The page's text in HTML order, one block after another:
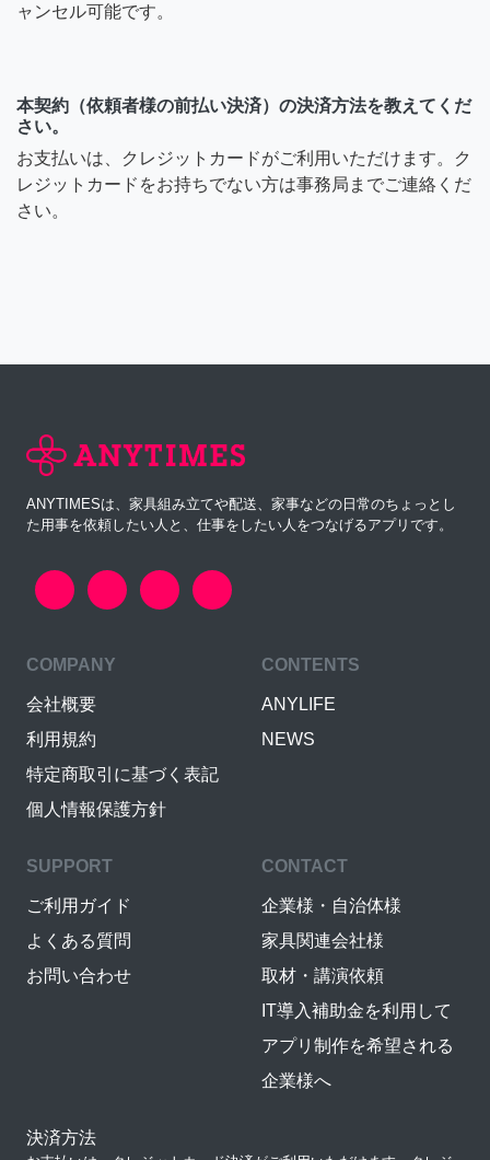
ャンセル可能です。
本契約（依頼者様の前払い決済）の決済方法を教えてくだ
さい。
お支払いは、クレジットカードがご利用いただけます。ク
レジットカードをお持ちでない方は事務局までご連絡くだ
さい。
ANYTIMESは、家具組み立てや配送、家事などの日常のちょっとし
た用事を依頼したい人と、仕事をしたい人をつなげるアプリです。
COMPANY
会社概要
利用規約
特定商取引に基づく表記
個人情報保護方針
CONTENTS
ANYLIFE
NEWS
SUPPORT
ご利用ガイド
よくある質問
お問い合わせ
CONTACT
企業様・自治体様
家具関連会社様
取材・講演依頼
IT導入補助金を利用して
アプリ制作を希望される
企業様へ
決済方法